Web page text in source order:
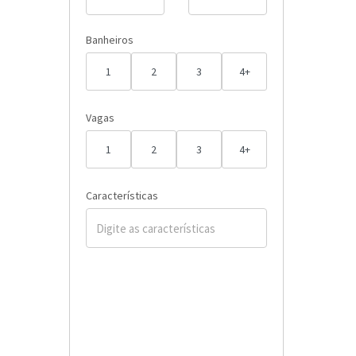
Banheiros
1 2 3 4+
Vagas
1 2 3 4+
Características